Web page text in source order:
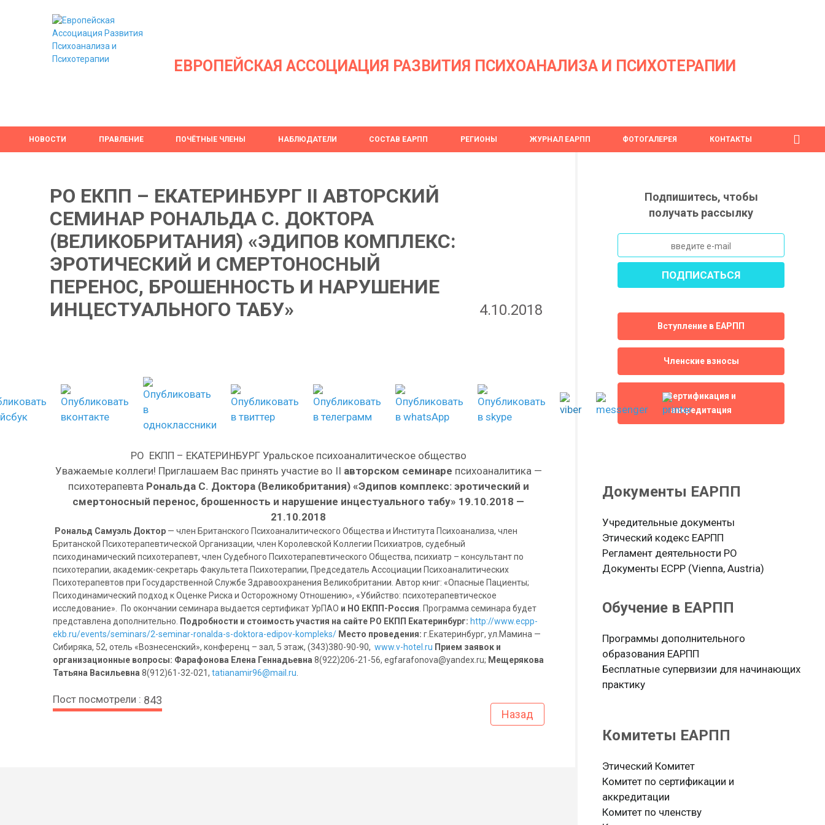
ЕВРОПЕЙСКАЯ АССОЦИАЦИЯ РАЗВИТИЯ ПСИХОАНАЛИЗА И ПСИХОТЕРАПИИ
НОВОСТИ ПРАВЛЕНИЕ ПОЧЁТНЫЕ ЧЛЕНЫ НАБЛЮДАТЕЛИ СОСТАВ ЕАРПП РЕГИОНЫ ЖУРНАЛ ЕАРПП ФОТОГАЛЕРЕЯ КОНТАКТЫ
РО ЕКПП – ЕКАТЕРИНБУРГ II АВТОРСКИЙ
СЕМИНАР РОНАЛЬДА C. ДОКТОРА
(ВЕЛИКОБРИТАНИЯ) «ЭДИПОВ КОМПЛЕКС:
ЭРОТИЧЕСКИЙ И СМЕРТОНОСНЫЙ
ПЕРЕНОС, БРОШЕННОСТЬ И НАРУШЕНИЕ
ИНЦЕСТУАЛЬНОГО ТАБУ»
4.10.2018
РО ЕКПП – ЕКАТЕРИНБУРГ Уральское психоаналитическое общество
Уважаемые коллеги! Приглашаем Вас принять участие во II авторском семинаре психоаналитика —
психотерапевта Рональда C. Доктора (Великобритания) «Эдипов комплекс: эротический и
смертоносный перенос, брошенность и нарушение инцестуального табу» 19.10.2018 —
21.10.2018
Рональд Самуэль Доктор — член Британского Психоаналитического Общества и Института Психоанализа, член
Британской Психотерапевтической Организации, член Королевской Коллегии Психиатров, судебный
психодинамический психотерапевт, член Судебного Психотерапевтического Общества, психиатр – консультант по
психотерапии, академик-секретарь Факультета Психотерапии, Председатель Ассоциации Психоаналитических
Психотерапевтов при Государственной Службе Здравоохранения Великобритании. Автор книг: «Опасные Пациенты;
Психодинамический подход к Оценке Риска и Осторожному Отношению», «Убийство: психотерапевтическое
исследование».
По окончании семинара выдается сертификат УрПАО и НО ЕКПП-Россия . Программа семинара будет
представлена дополнительно.
Подробности и стоимость участия на сайте РО ЕКПП Екатеринбург: http://www.ecpp-
ekb.ru/events/seminars/2-seminar-ronalda-s-doktora-edipov-kompleks/ Место проведения: г.Екатеринбург, ул.Мамина —
Сибиряка, 52, отель «Вознесенский», конференц – зал, 5 этаж, (343)380-90-90, www.v-hotel.ru Прием заявок и
организационные вопросы: Фарафонова Елена Геннадьевна 8(922)206-21-56, egfarafonova@yandex.ru; Мещерякова
Татьяна Васильевна 8(912)61-32-021, tatianamir96@mail.ru
Пост посмотрели : 843
Назад
Подпишитесь, чтобы
получать рассылку
Вступление в ЕАРПП
Членские взносы
Сертификация и
аккредитация
Документы ЕАРПП
Учредительные документы
Этический кодекс ЕАРПП
Регламент деятельности РО
Документы ЕСРР (Vienna, Austria)
Обучение в ЕАРПП
Программы дополнительного
образования ЕАРПП
Бесплатные супервизии для начинающих
практику
Комитеты ЕАРПП
Этический Комитет
Комитет по сертификации и
аккредитации
Комитет по членству